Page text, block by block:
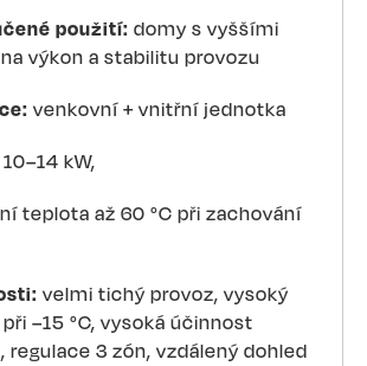
použití: domy s vyššími
výkon a stabilitu provozu
venkovní + vnitřní jednotka
10–14 kW,
teplota až 60 °C při zachování
velmi tichý provoz, vysoký
–15 °C, vysoká účinnost
regulace 3 zón, vzdálený dohled